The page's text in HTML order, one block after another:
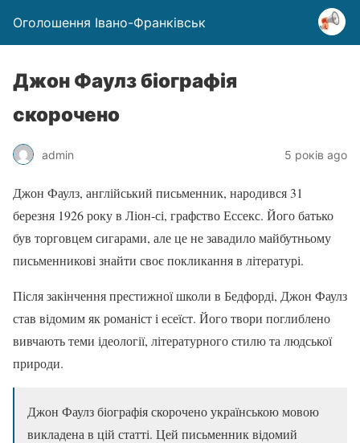
Оголошення Івано-Франківськ
Джон Фаулз біографія
скорочено
admin 5 років ago
Джон Фаулз, англійський письменник, народився 31
березня 1926 року в Ліон-сі, графство Ессекс. Його батько
був торговцем сигарами, але це не завадило майбутньому
письменникові знайти своє покликання в літературі.
Після закінчення престижної школи в Бедфорді, Джон Фаулз
став відомим як романіст і есеїст. Його твори поглиблено
вивчають теми ідеології, літературного стилю та людської
природи.
Джон Фаулз біографія скорочено українською мовою
викладена в цій статті. Цей письменник відомий